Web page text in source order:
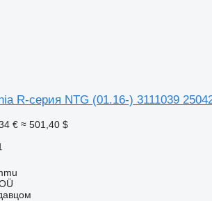
R-серия NTG (01.16-) 3111039
€ ≈ 501,40 $